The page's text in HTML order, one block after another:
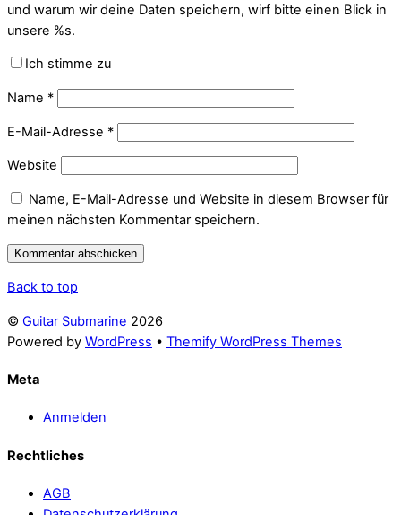
und warum wir deine Daten speichern, wirf bitte einen Blick in
unsere %s.
Ich stimme zu
Name *
E-Mail-Adresse *
Website
Name, E-Mail-Adresse und Website in diesem Browser für
meinen nächsten Kommentar speichern.
Back to top
© Guitar Submarine 2026
Powered by WordPress • Themify WordPress Themes
Meta
Anmelden
Rechtliches
AGB